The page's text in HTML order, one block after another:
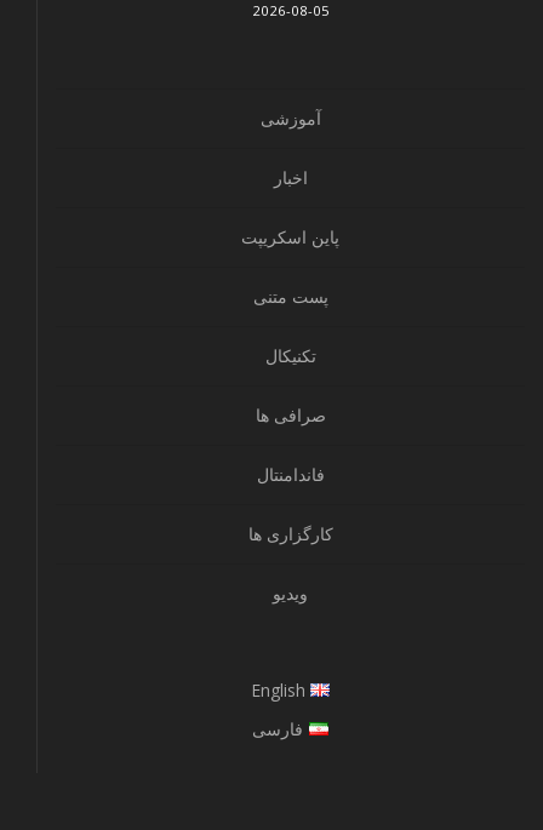
2026-08-05
آموزشی
اخبار
پاین اسکریپت
پست متنی
تکنیکال
صرافی ها
فاندامنتال
کارگزاری ها
ویدیو
English
فارسی